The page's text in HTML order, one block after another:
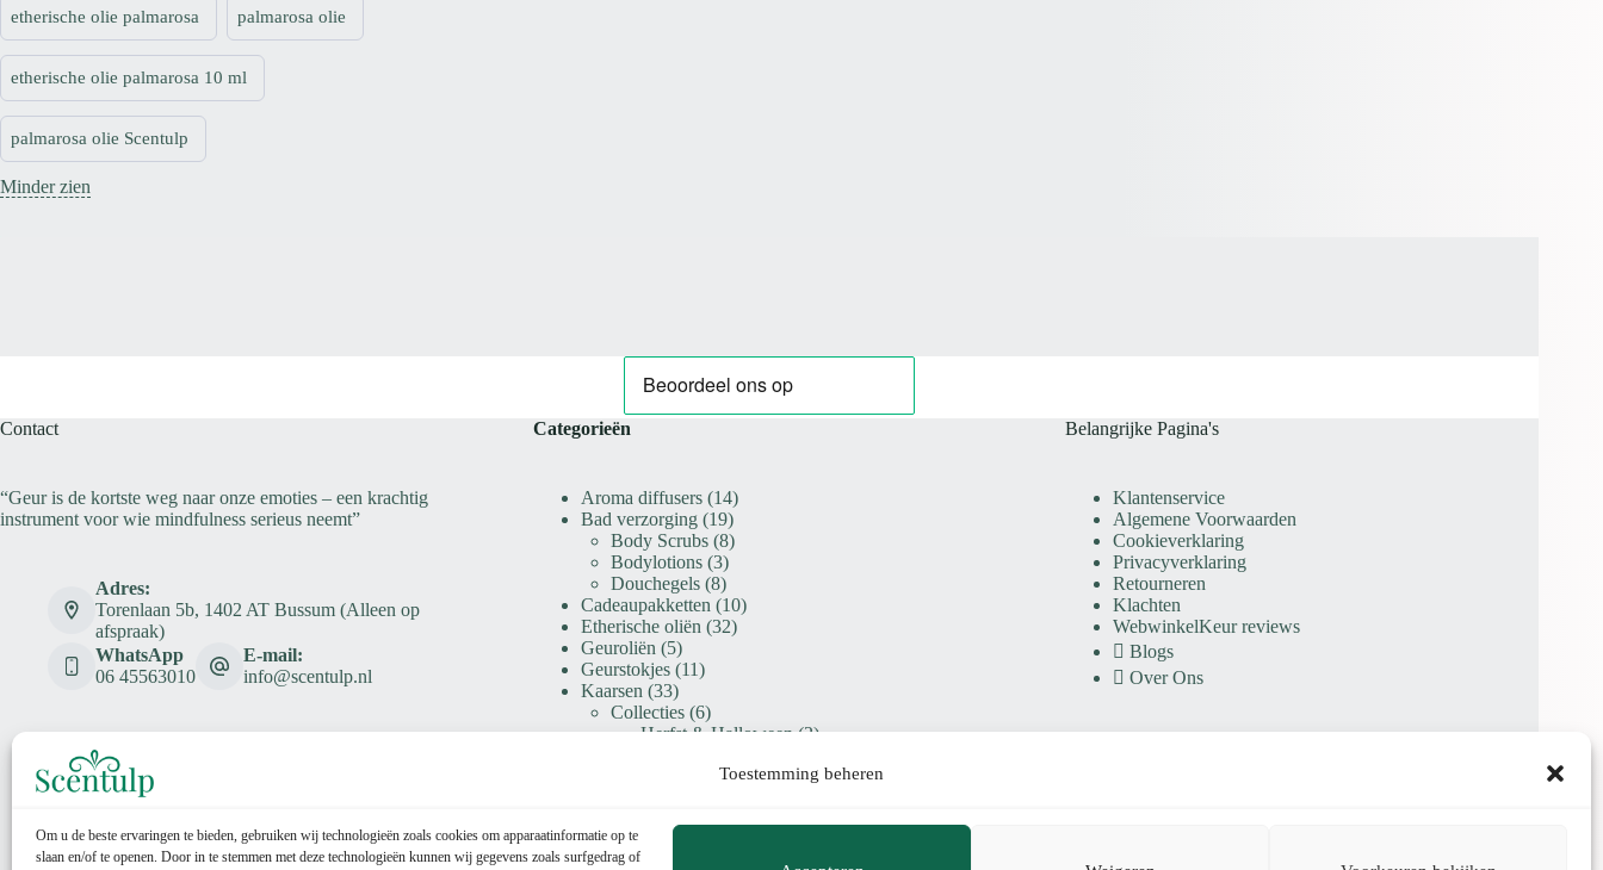
Toestemming beheren
Om u de beste ervaringen te bieden, gebruiken wij technologieën zoals cookies om apparaatinformatie op te
slaan en/of te openen. Door in te stemmen met deze technologieën kunnen wij gegevens zoals surfgedrag of
etherische olie palmarosa palmarosa olie
etherische olie palmarosa 10 ml
palmarosa olie Scentulp
Minder zien
Contact
“Geur is de kortste weg naar onze emoties – een krachtig
instrument voor wie mindfulness serieus neemt”
Adres:
Torenlaan 5b, 1402 AT Bussum (Alleen op
afspraak)
WhatsApp
06 45563010
E-mail:
info@scentulp.nl
Categorieën
Aroma diffusers 1414
producten
Bad verzorging 1919
producten
Body Scrubs 88
producten
Bodylotions 33
producten
Douchegels 88
producten
Cadeaupakketten 1010
Etherische oliën 3232
Geuroliën 55
producten
Geurstokjes 1111
Kaarsen 3333
producten
Collecties 66
producten
Herfst & Halloween 22
producten
Design kaarsen 1919
Waxmelts & Geurbranders
Geurbranders
Belangrijke Pagina's
Klantenservice
Algemene Voorwaarden
Cookieverklaring
Privacyverklaring
Retourneren
Klachten
WebwinkelKeur reviews
Blogs
Over Ons